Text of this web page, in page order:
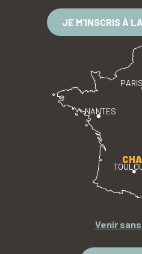
JE M'INSCRIS À
PARIS
NANTES
Venir